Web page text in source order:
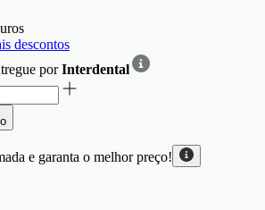
descontos
porInterdental
e garanta o melhor preço!